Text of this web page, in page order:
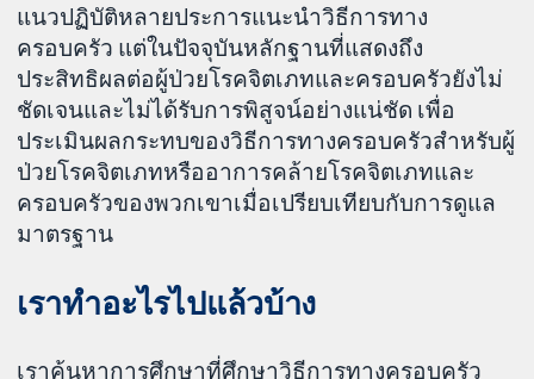
แนวปฏิบัติหลายประการแนะนำวิธีการทาง
ครอบครัว แต่ในปัจจุบันหลักฐานที่แสดงถึง
ประสิทธิผลต่อผู้ป่วยโรคจิตเภทและครอบครัวยังไม่
ชัดเจนและไม่ได้รับการพิสูจน์อย่างแน่ชัด เพื่อ
ประเมินผลกระทบของวิธีการทางครอบครัวสำหรับผู้
ป่วยโรคจิตเภทหรืออาการคล้ายโรคจิตเภทและ
ครอบครัวของพวกเขาเมื่อเปรียบเทียบกับการดูแล
มาตรฐาน
เราทำอะไรไปแล้วบ้าง
เราค้นหาการศึกษาที่ศึกษาวิธีการทางครอบครัว